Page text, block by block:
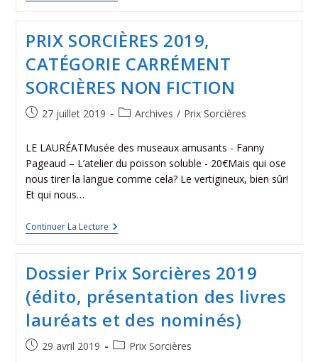
PRIX SORCIÈRES 2019,
CATÉGORIE CARRÉMENT
SORCIÈRES NON FICTION
27 juillet 2019 Archives / Prix Sorcières
LE LAURÉATMusée des museaux amusants - Fanny
Pageaud – L’atelier du poisson soluble - 20€Mais qui ose
nous tirer la langue comme cela? Le vertigineux, bien sûr!
Et qui nous…
Continuer La Lecture
Dossier Prix Sorcières 2019
(édito, présentation des livres
lauréats et des nominés)
29 avril 2019 Prix Sorcières